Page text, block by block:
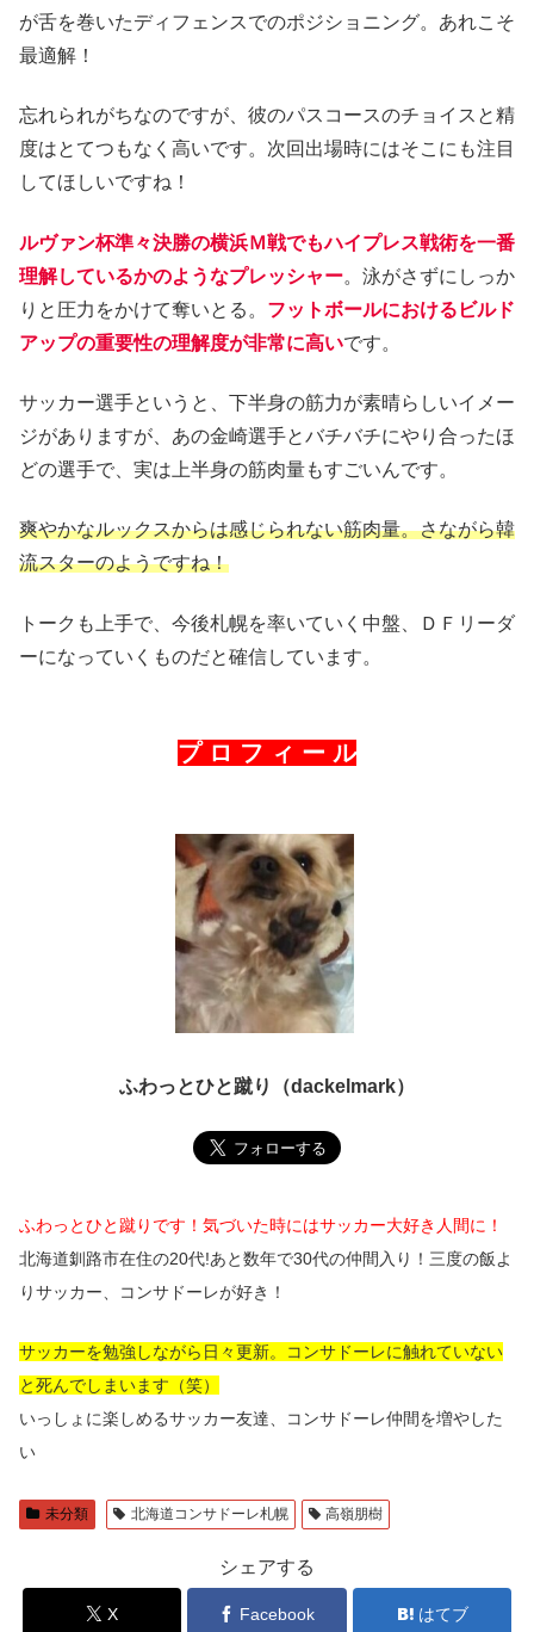
が舌を巻いたディフェンスでのポジショニング。あれこそ
最適解！
忘れられがちなのですが、彼のパスコースのチョイスと精
度はとてつもなく高いです。次回出場時にはそこにも注目
してほしいですね！
ルヴァン杯準々決勝の横浜Ｍ戦でもハイプレス戦術を一番
理解しているかのようなプレッシャー。泳がさずにしっか
りと圧力をかけて奪いとる。 フットボールにおけるビルド
アップの重要性の理解度が非常に高いです。
サッカー選手というと、下半身の筋力が素晴らしいイメー
ジがありますが、あの金崎選手とバチバチにやり合ったほ
どの選手で、実は上半身の筋肉量もすごいんです。
爽やかなルックスからは感じられない筋肉量。さながら韓
流スターのようですね！
トークも上手で、今後札幌を率いていく中盤、ＤＦリーダ
ーになっていくものだと確信しています。
プ ロ フ ィ ー ル
ふわっとひと蹴り（dackelmark）
ふわっとひと蹴りです！気づいた時にはサッカー大好き人間に！
北海道釧路市在住の20代!あと数年で30代の仲間入り！三度の飯よ
りサッカー、コンサドーレが好き！
サッカーを勉強しながら日々更新。コンサドーレに触れていない
と死んでしまいます（笑）
いっしょに楽しめるサッカー友達、コンサドーレ仲間を増やした
い
未分類 北海道コンサドーレ札幌 高嶺朋樹
シェアする
X Facebook はてブ